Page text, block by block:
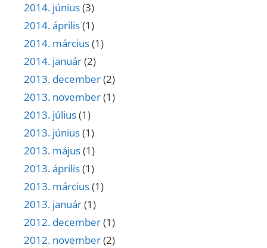
2014. június(3)
2014. április(1)
2014. március(1)
2014. január(2)
2013. december(2)
2013. november(1)
2013. július(1)
2013. június(1)
2013. május(1)
2013. április(1)
2013. március(1)
2013. január(1)
2012. december(1)
2012. november(2)